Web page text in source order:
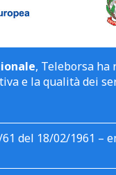
, Teleborsa
e la qualità dei
del 18/02/1961 –